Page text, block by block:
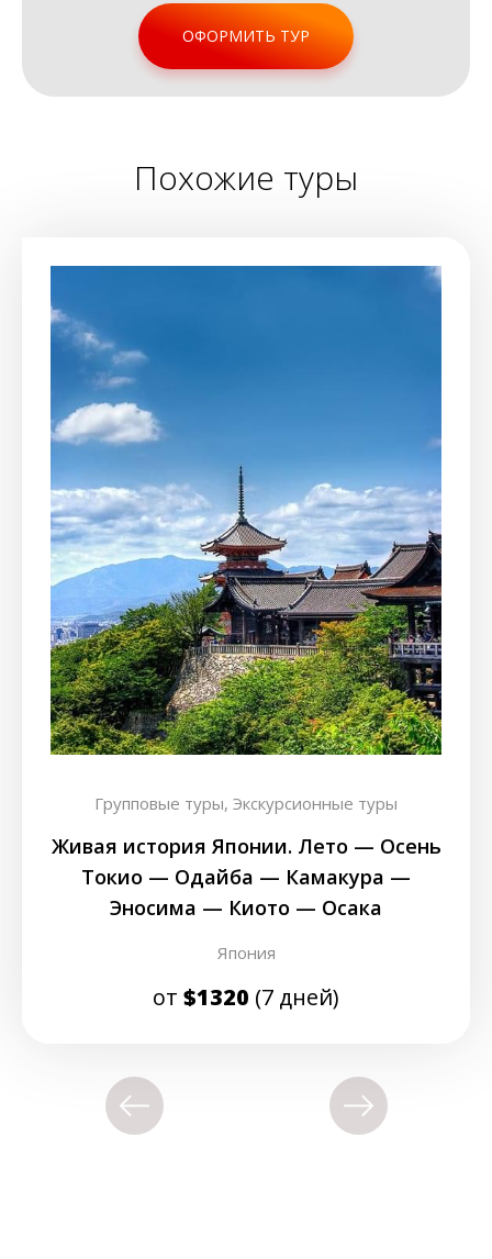
ОФОРМИТЬ ТУР
Похожие туры
Групповые туры, Экскурсионные туры
Живая история Японии. Лето — Осень
Токио — Одайба — Камакура —
Эносима — Киото — Осака
Япония
от $1320 (7 дней)